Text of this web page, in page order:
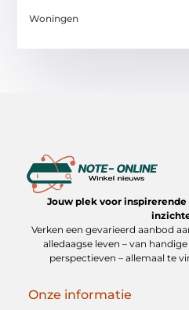
Woningen
Jouw plek voor
Verken een gevarieerd aanbod
alledaagse leven – van
perspectieven – allemaal te
Onze informatie